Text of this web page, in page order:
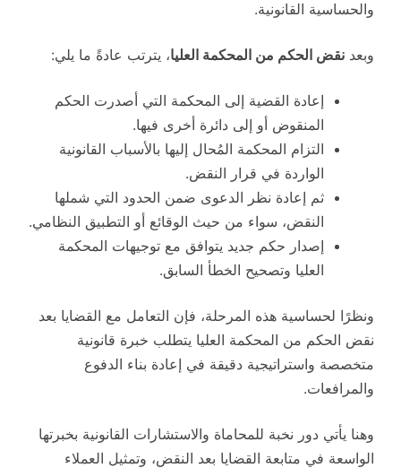
والحساسية القانونية.
وبعد نقض الحكم من المحكمة العليا، يترتب عادةً ما يلي:
إعادة القضية إلى المحكمة التي أصدرت الحكم
المنقوض أو إلى دائرة أخرى فيها.
التزام المحكمة المُحال إليها بالأسباب القانونية
الواردة في قرار النقض.
ثم إعادة نظر الدعوى ضمن الحدود التي شملها
النقض، سواء من حيث الوقائع أو التطبيق النظامي.
إصدار حكم جديد يتوافق مع توجيهات المحكمة
العليا وتصحيح الخطأ السابق.
ونظرًا لحساسية هذه المرحلة، فإن التعامل مع القضايا بعد
نقض الحكم من المحكمة العليا يتطلب خبرة قانونية
متخصصة واستراتيجية دقيقة في إعادة بناء الدفوع
والمرافعات.
وهنا يأتي دور نخبة للمحاماة والاستشارات القانونية بخبرتها
الواسعة في متابعة القضايا بعد النقض، وتمثيل العملاء